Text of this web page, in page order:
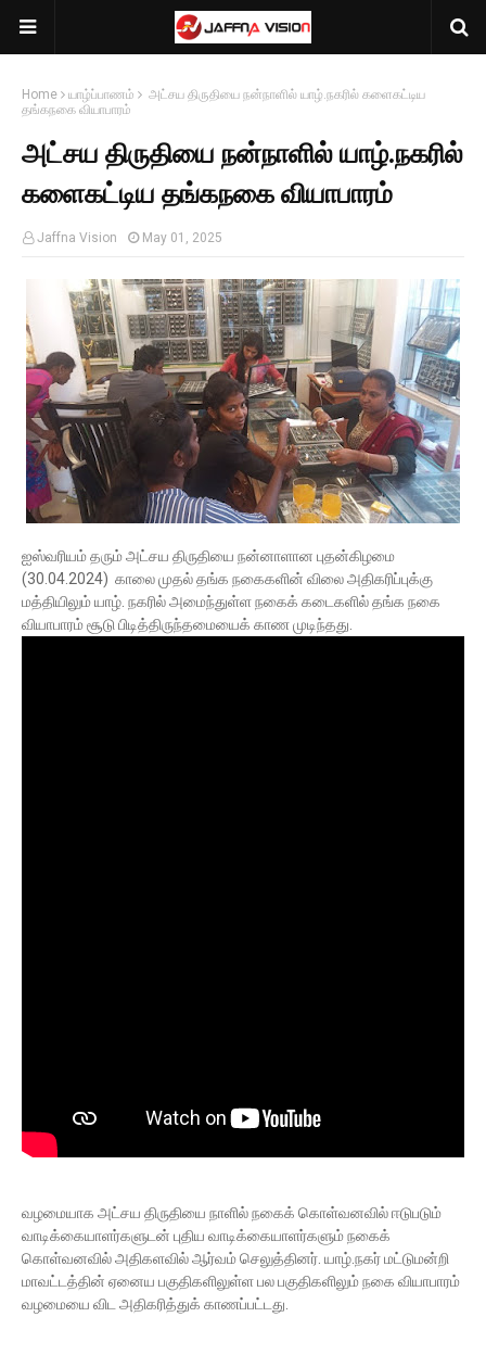
Home யாழ்ப்பாணம்
அட்சய திருதியை நன்நாளில் யாழ்.நகரில் களைகட்டிய
தங்கநகை வியாபாரம்
அட்சய திருதியை நன்நாளில் யாழ்.நகரில்
களைகட்டிய தங்கநகை வியாபாரம்
Jaffna Vision May 01, 2025
ஐஸ்வரியம் தரும் அட்சய திருதியை நன்னாளான புதன்கிழமை
(30.04.2024) காலை முதல் தங்க நகைகளின் விலை அதிகரிப்புக்கு
மத்தியிலும் யாழ். நகரில் அமைந்துள்ள நகைக் கடைகளில் தங்க நகை
வியாபாரம் சூடு பிடித்திருந்தமையைக் காண முடிந்தது.
வழமையாக அட்சய திருதியை நாளில் நகைக் கொள்வனவில் ஈடுபடும்
வாடிக்கையாளர்களுடன் புதிய வாடிக்கையாளர்களும் நகைக்
கொள்வனவில் அதிகளவில் ஆர்வம் செலுத்தினர். யாழ்.நகர் மட்டுமன்றி
மாவட்டத்தின் ஏனைய பகுதிகளிலுள்ள பல பகுதிகளிலும் நகை வியாபாரம்
வழமையை விட அதிகரித்துக் காணப்பட்டது.